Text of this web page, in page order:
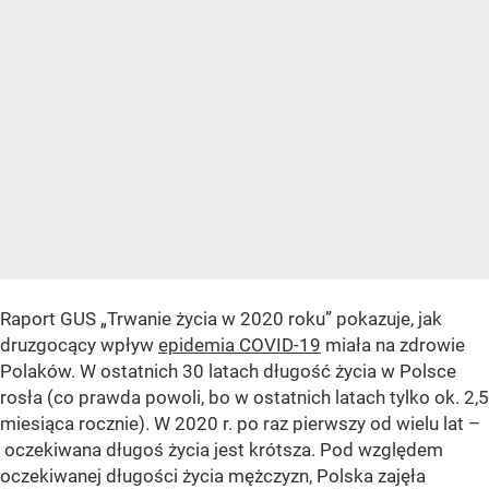
Raport GUS „Trwanie życia w 2020 roku” pokazuje, jak
druzgocący wpływ epidemia COVID-19 miała na zdrowie
Polaków. W ostatnich 30 latach długość życia w Polsce
rosła (co prawda powoli, bo w ostatnich latach tylko ok. 2,5
miesiąca rocznie). W 2020 r. po raz pierwszy od wielu lat –
oczekiwana długoś życia jest krótsza. Pod względem
oczekiwanej długości życia mężczyzn, Polska zajęła